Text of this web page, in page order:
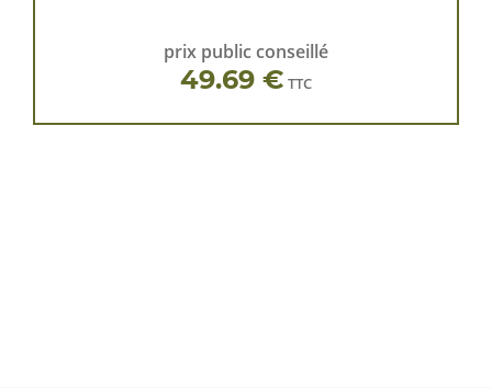
prix public conseillé
49.69 € TTC